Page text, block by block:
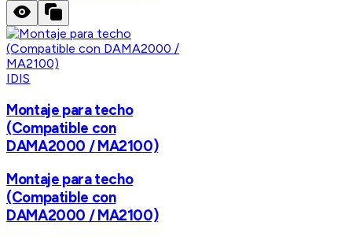
IDIS
Montaje para techo
(Compatible con
DAMA2000 / MA2100)
Montaje para techo
(Compatible con
DAMA2000 / MA2100)